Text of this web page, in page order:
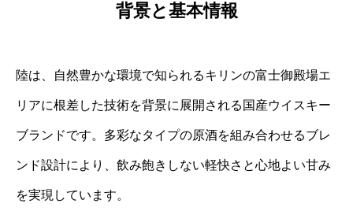
背景と基本情報
陸は、自然豊かな環境で知られるキリンの富士御殿場エ
リアに根差した技術を背景に展開される国産ウイスキー
ブランドです。多彩なタイプの原酒を組み合わせるブレ
ンド設計により、飲み飽きしない軽快さと心地よい甘み
を実現しています。